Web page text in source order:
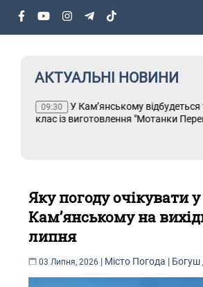
АКТУАЛЬНІ НОВИНИ
09:30
У Кам’янському відбудеться
клас із виготовлення "Мотанки
Яку погоду очікувати у
Кам’янському на
липня
03 Липня, 2026 | Місто Погода | Богуш